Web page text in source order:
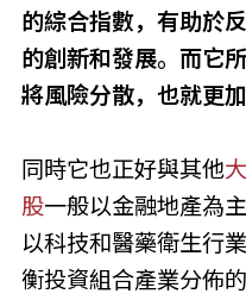
的綜合指數，有助於
的創新和發展。而它
將風險分散，也就更加
同時它也正好與其他
股一般以金融地產為
以科技和醫藥衛生行
衡投資組合產業分佈